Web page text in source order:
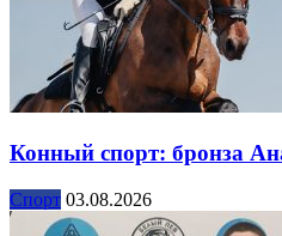
Конный спорт: бронза
Спорт 03.08.2026